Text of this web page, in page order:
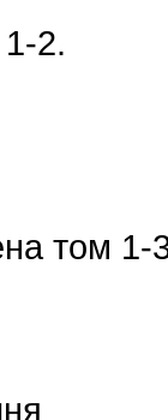
2.
том 1-